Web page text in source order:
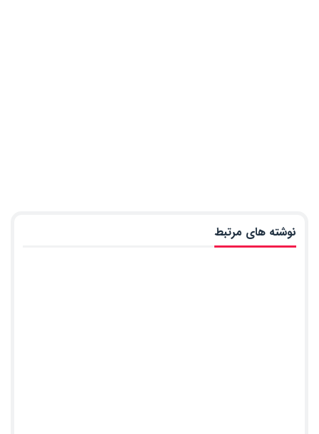
نوشته های مرتبط